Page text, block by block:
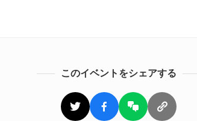
このイベントをシェアする